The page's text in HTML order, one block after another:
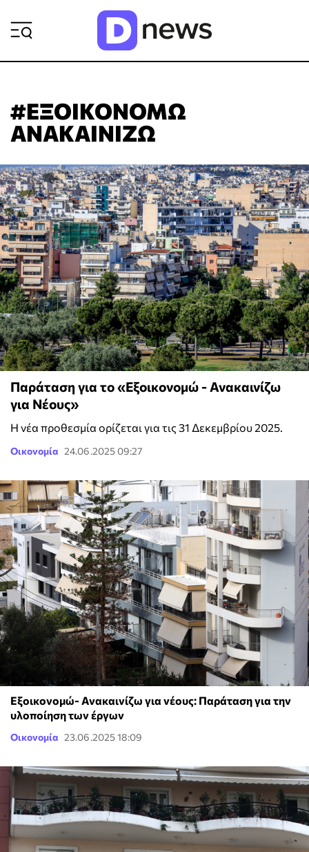
#ΕΞΟΙΚΟΝΟΜΩ
ΑΝΑΚΑΙΝΙΖΩ
Παράταση για το «Εξοικονομώ - Ανακαινίζω
για Νέους»
Η νέα προθεσμία ορίζεται για τις 31 Δεκεμβρίου 2025.
Οικονομία 24.06.2025 09:27
Εξοικονομώ- Ανακαινίζω για νέους: Παράταση για την
υλοποίηση των έργων
Οικονομία 23.06.2025 18:09